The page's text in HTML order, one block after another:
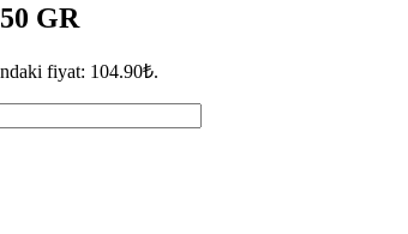
GR
fiyat: 104.90₺.